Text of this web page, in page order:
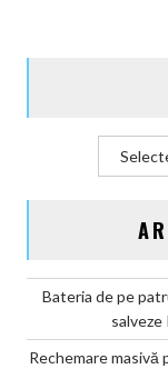
Bateria de pe
salveze
Rechemare